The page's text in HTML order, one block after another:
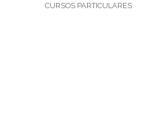
CURSOS PARTICULARES